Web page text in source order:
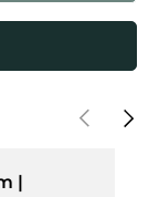
Vorherige
|